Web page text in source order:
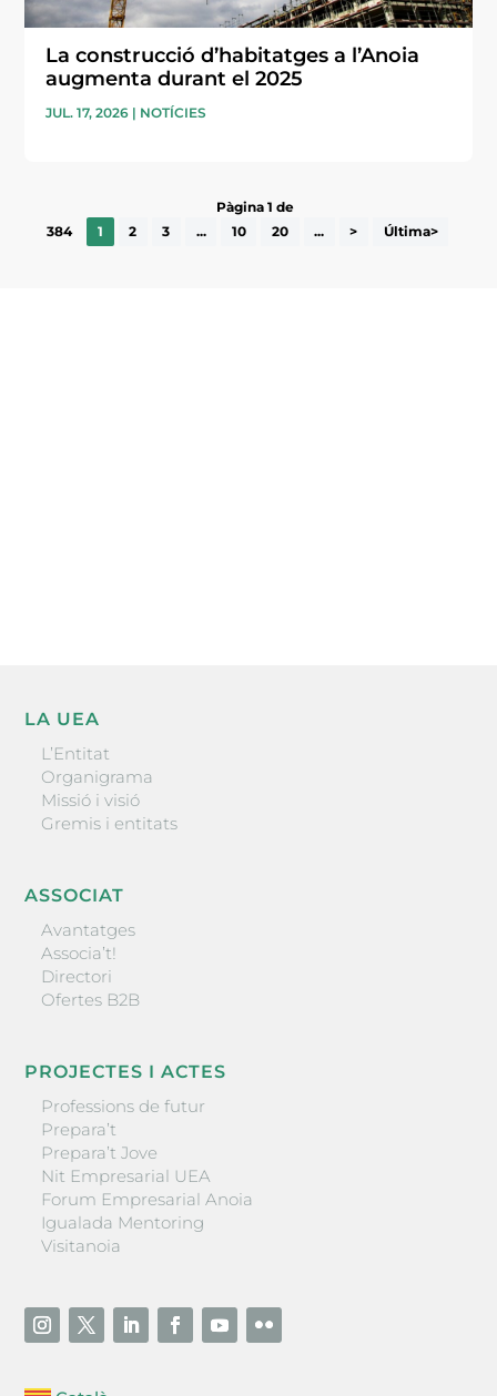
La construcció d’habitatges a l’Anoia
augmenta durant el 2025
JUL. 17, 2026 | NOTÍCIES
Pàgina 1 de
384
1 2 3 ... 10 20 ... > Última>
LA UEA
L’Entitat
Organigrama
Missió i visió
Gremis i entitats
ASSOCIAT
Avantatges
Associa’t!
Directori
Ofertes B2B
PROJECTES I ACTES
Professions de futur
Prepara’t
Prepara’t Jove
Nit Empresarial UEA
Forum Empresarial Anoia
Igualada Mentoring
Visitanoia